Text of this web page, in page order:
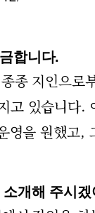
합니다.
종 지인으로
있습니다.